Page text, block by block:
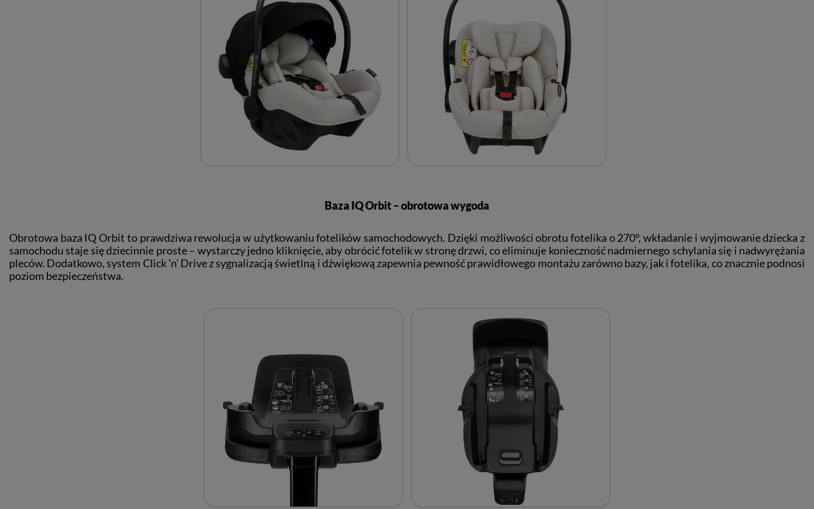
Baza IQ Orbit – obrotowa wygoda
Obrotowa baza IQ Orbit to prawdziwa rewolucja w użytkowaniu fotelików samochodowych. Dzięki możliwości obrotu fotelika o 270°, wkładanie i wyjmowanie dziecka z
samochodu staje się dziecinnie proste – wystarczy jedno kliknięcie, aby obrócić fotelik w stronę drzwi, co eliminuje konieczność nadmiernego schylania się i nadwyrężania
pleców. Dodatkowo, system Click 'n' Drive z sygnalizacją świetlną i dźwiękową zapewnia pewność prawidłowego montażu zarówno bazy, jak i fotelika, co znacznie podnosi
poziom bezpieczeństwa.